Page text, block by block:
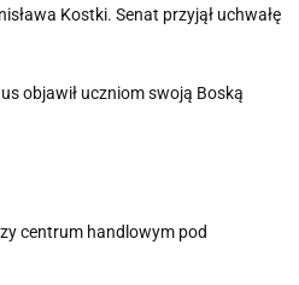
Kostki. Senat przyjął uchwałę
objawił uczniom swoją Boską
centrum handlowym pod